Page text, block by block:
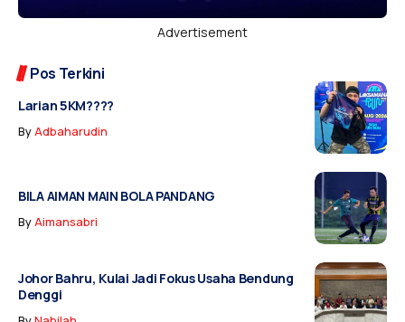
Advertisement
Pos Terkini
Larian 5KM????
By Adbaharudin
BILA AIMAN MAIN BOLA PANDANG
By Aimansabri
Johor Bahru, Kulai Jadi Fokus Usaha Bendung
Denggi